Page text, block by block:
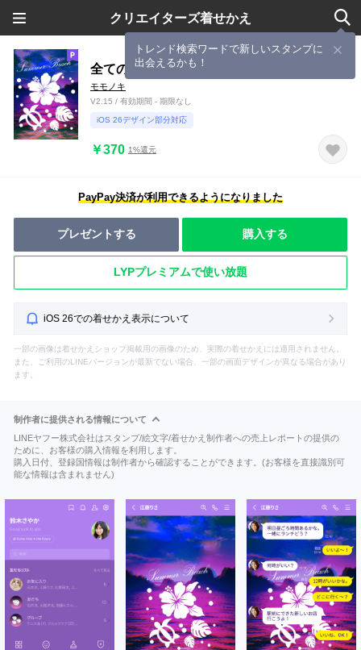
クリエイターズ着せかえ
トレンド検索ワードで新しいスタンプに
出会えるかも！
全ての運気がUP！ハワイアン着せかえ60
モモノキ
V2.15 / 有効期間 - 期限なし
iOS 26デザイン部分対応
￥370 1%還元
PayPay決済が利用できるようになりました
プレゼントする 購入する
LYPプレミアムで使い放題
iOS 26での着せかえ表示について
一部の画像は着せかえショップ掲載用の画像のため、実際の着せかえには適用されません。
また、ご利用のLINEバージョンが最新でない場合、一部の画面デザインが異なる場合があり
ます。
制作者に提供される情報について
LINEヤフー株式会社はスタンプ/絵文字/着せかえ制作者への売上レポートの提供の
ために、お客様の購入情報を利用します。
購入日付、登録国情報は制作者から確認することができます。(お客様を直接識別可
能な情報は含まれません)